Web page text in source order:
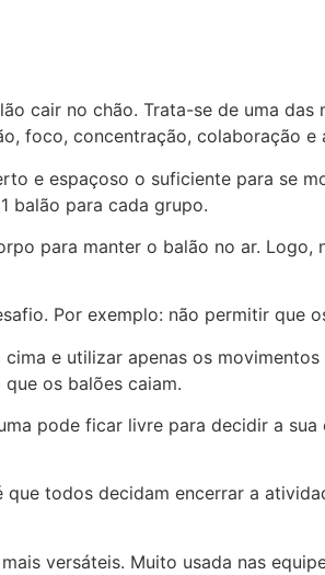
cair no chão. Trata-se de uma
foco, concentração, colaboração e
e espaçoso o suficiente para se
balão para cada grupo.
para manter o balão no ar.
Por exemplo: não permitir que
e utilizar apenas os
os balões caiam.
pode ficar livre para decidir a
todos decidam encerrar a
versáteis. Muito usada nas